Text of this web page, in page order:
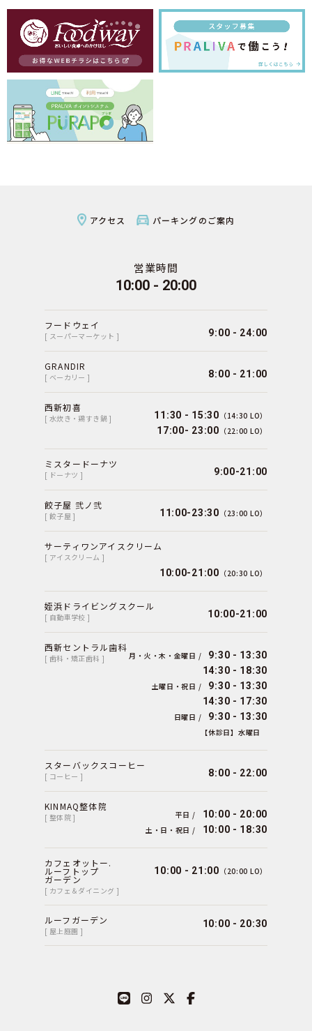
アクセス パーキングのご案内
営業時間
10:00 - 20:00
フードウェイ
[ スーパーマーケット ] 9:00 - 24:00
GRANDIR
[ ベーカリー ] 8:00 - 21:00
西新初喜
[ 水炊き・鶏すき鍋 ] 11:30 - 15:30 （14:30 LO）
17:00- 23:00 （22:00 LO）
ミスタードーナツ
[ ドーナツ ] 9:00-21:00
餃子屋 弐ノ弐
[ 餃子屋 ] 11:00-23:30 （23:00 LO）
サーティワンアイスクリーム
[ アイスクリーム ]
10:00-21:00 （20:30 LO）
姪浜ドライビングスクール
[ 自動車学校 ] 10:00-21:00
西新セントラル歯科
[ 歯科・矯正歯科 ] 月・火・木・金曜日 /
9:30 - 13:30
14:30 - 18:30
土曜日・祝日 /
9:30 - 13:30
14:30 - 17:30
日曜日 / 9:30 - 13:30
【休診日】水曜日
スターバックスコーヒー
[ コーヒー ] 8:00 - 22:00
KINMAQ整体院
[ 整体院 ] 平日 / 10:00 - 20:00
土・日・祝日 / 10:00 - 18:30
カフェオットー.
ルーフトップ
ガーデン
[ カフェ＆ダイニング ]
10:00 - 21:00 （20:00 LO）
ルーフガーデン
[ 屋上庭園 ]
10:00 - 20:30